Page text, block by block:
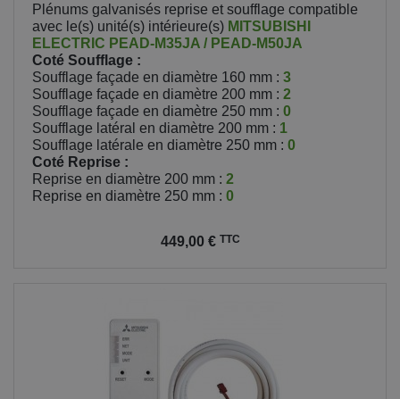
Plénums galvanisés reprise et soufflage compatible
avec le(s) unité(s) intérieure(s) MITSUBISHI
ELECTRIC PEAD-M35JA / PEAD-M50JA
Coté Soufflage :
Soufflage façade en diamètre 160 mm : 3
Soufflage façade en diamètre 200 mm : 2
Soufflage façade en diamètre 250 mm : 0
Soufflage latéral en diamètre 200 mm : 1
Soufflage latérale en diamètre 250 mm : 0
Coté Reprise :
Reprise en diamètre 200 mm : 2
Reprise en diamètre 250 mm : 0
449,00 € TTC